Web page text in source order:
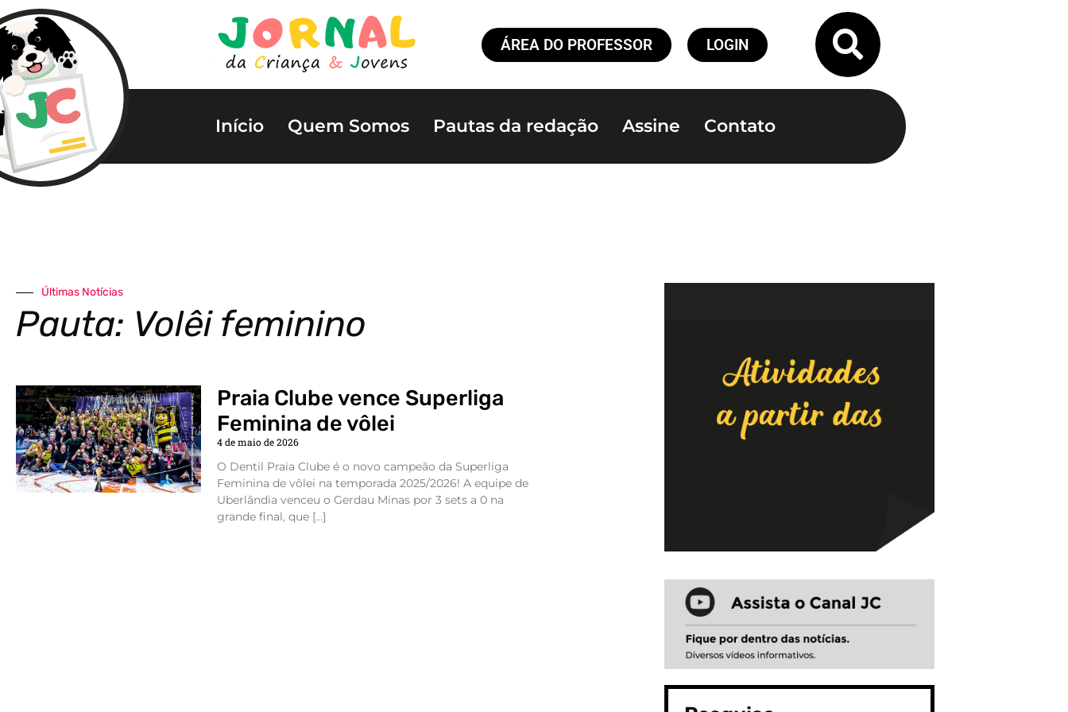
ÁREA DO PROFESSOR LOGIN
Início Quem Somos Pautas da redação Assine Contato
Últimas Notícias
Pauta: Volêi feminino
Praia Clube vence Superliga
Feminina de vôlei
4 de maio de 2026
O Dentil Praia Clube é o novo campeão da Superliga
Feminina de vôlei na temporada 2025/2026! A equipe de
Uberlândia venceu o Gerdau Minas por 3 sets a 0 na
grande final, que […]